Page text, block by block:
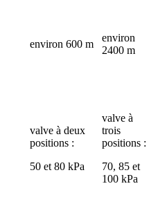
environ 600 m
environ
2400 m
valve à deux
positions :
50 et 80 kPa
valve à
trois
positions :
70, 85 et
100 kPa